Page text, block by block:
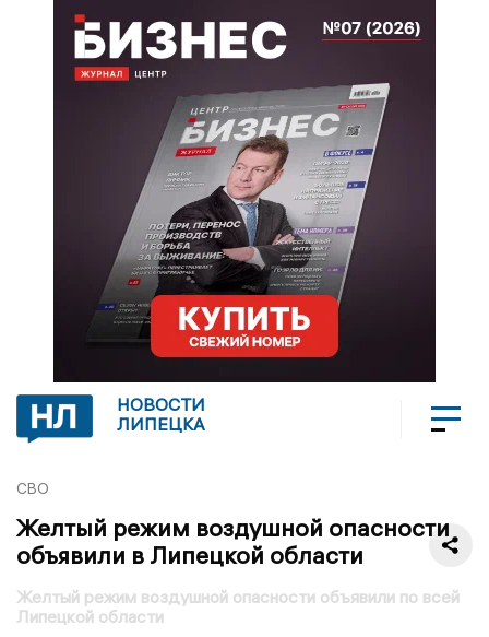
НОВОСТИ
ЛИПЕЦКА
СВО
Желтый режим воздушной опасности
объявили в Липецкой области
Желтый режим воздушной опасности объявили по всей
Липецкой области